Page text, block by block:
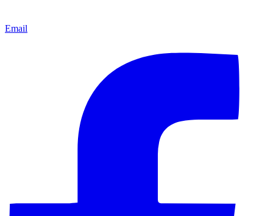
Email